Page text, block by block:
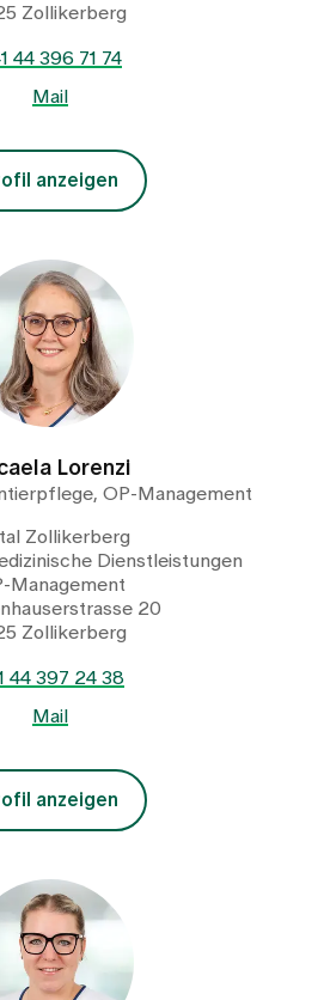
Zollikerberg
44 396 71 74
Mail
anzeigen
Lorenzi
OP-Management
Zollikerberg
Dienstleistungen
Management
20
Zollikerberg
44 397 24 38
Mail
anzeigen